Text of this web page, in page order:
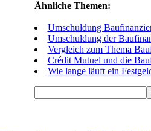
Ähnliche Themen:
Umschuldung
Umschuldung der
Vergleich zum Thema
Crédit Mutuel und die
Wie lange läuft ein